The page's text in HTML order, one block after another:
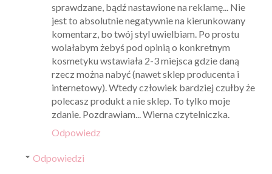
sprawdzane, bądź nastawione na reklamę... Nie
jest to absolutnie negatywnie na kierunkowany
komentarz, bo twój styl uwielbiam. Po prostu
wolałabym żebyś pod opinią o konkretnym
kosmetyku wstawiała 2-3 miejsca gdzie daną
rzecz można nabyć (nawet sklep producenta i
internetowy). Wtedy człowiek bardziej czułby że
polecasz produkt a nie sklep. To tylko moje
zdanie. Pozdrawiam... Wierna czytelniczka.
Odpowiedz
Odpowiedzi